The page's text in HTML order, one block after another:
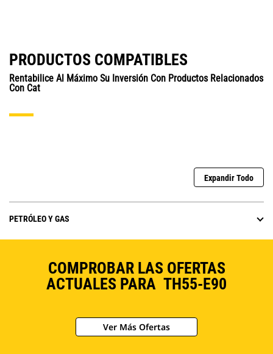
PRODUCTOS COMPATIBLES
Rentabilice Al Máximo Su Inversión Con Productos Relacionados
Con Cat
Expandir Todo
PETRÓLEO Y GAS
COMPROBAR LAS OFERTAS
ACTUALES PARA TH55-E90
Ver Más Ofertas